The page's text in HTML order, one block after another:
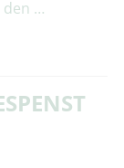
den …